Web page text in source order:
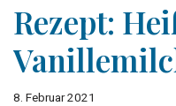
Rezept:
8. Februar 2021